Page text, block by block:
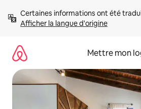
directement
Afficher la langue d'origine
Mettre mon